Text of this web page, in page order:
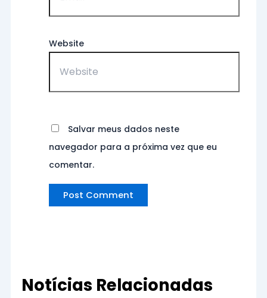
Website
Salvar meus dados neste
navegador para a próxima vez que eu
comentar.
Notícias Relacionadas